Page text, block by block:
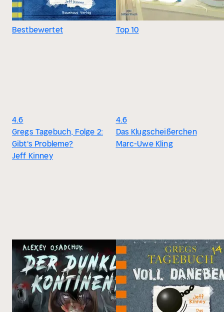
Bestbewertet
4.6
Gregs Tagebuch, Folge 2:
Gibt's Probleme?
Jeff Kinney
Top 10
4.6
Das Klugscheißerchen
Marc-Uwe Kling